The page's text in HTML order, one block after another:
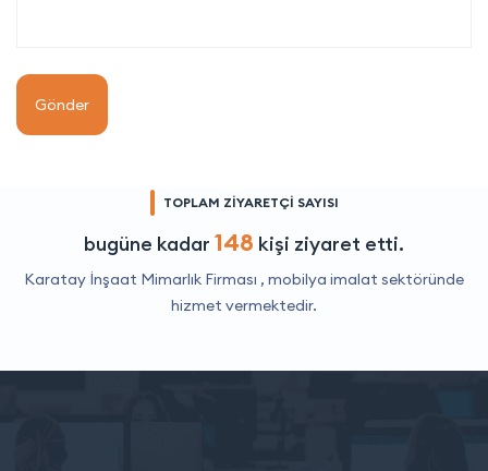
Gönder
TOPLAM ZİYARETÇİ SAYISI
bugüne kadar 148 kişi ziyaret etti.
Karatay İnşaat Mimarlık Firması , mobilya imalat sektöründe
hizmet vermektedir.